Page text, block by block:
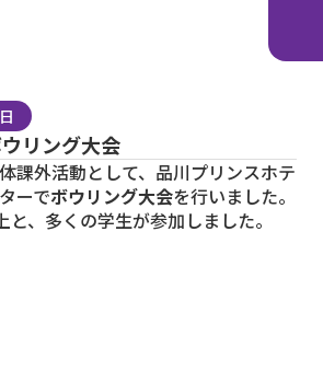
リング大会
課外活動として、品川プリンスホテ
ーでボウリング大会を行いました。
、多くの学生が参加しました。